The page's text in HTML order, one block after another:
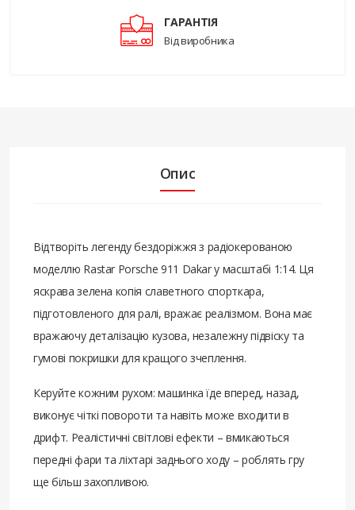
ГАРАНТІЯ
Від виробника
Опис
Відтворіть легенду бездоріжжя з радіокерованою
моделлю Rastar Porsche 911 Dakar у масштабі 1:14. Ця
яскрава зелена копія славетного спорткара,
підготовленого для ралі, вражає реалізмом. Вона має
вражаючу деталізацію кузова, незалежну підвіску та
гумові покришки для кращого зчеплення.
Керуйте кожним рухом: машинка їде вперед, назад,
виконує чіткі повороти та навіть може входити в
дрифт. Реалістичні світлові ефекти – вмикаються
передні фари та ліхтарі заднього ходу – роблять гру
ще більш захопливою.